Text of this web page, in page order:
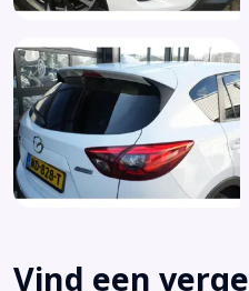
Vind een